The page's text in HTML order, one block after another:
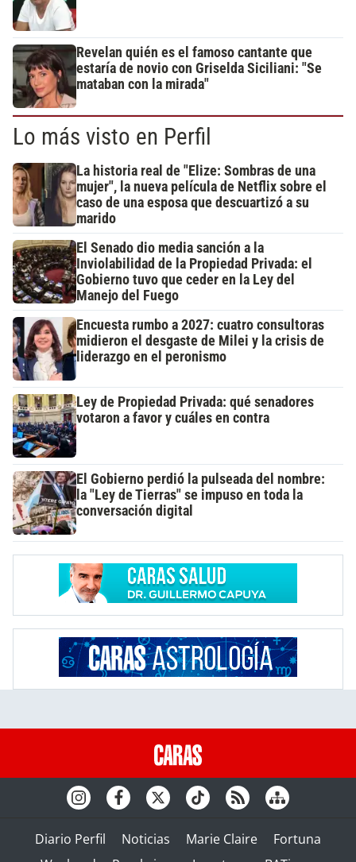
Revelan quién es el famoso cantante que
estaría de novio con Griselda Siciliani: "Se
mataban con la mirada"
Lo más visto en Perfil
La historia real de "Elize: Sombras de una
mujer", la nueva película de Netflix sobre el
caso de una esposa que descuartizó a su
marido
El Senado dio media sanción a la
Inviolabilidad de la Propiedad Privada: el
Gobierno tuvo que ceder en la Ley del
Manejo del Fuego
Encuesta rumbo a 2027: cuatro consultoras
midieron el desgaste de Milei y la crisis de
liderazgo en el peronismo
Ley de Propiedad Privada: qué senadores
votaron a favor y cuáles en contra
El Gobierno perdió la pulseada del nombre:
la "Ley de Tierras" se impuso en toda la
conversación digital
Diario Perfil Noticias Marie Claire
Fortuna